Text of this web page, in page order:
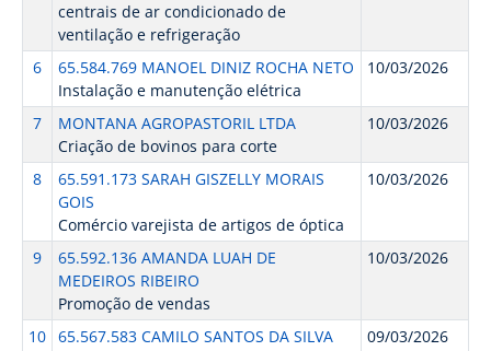
centrais de ar condicionado de
ventilação e refrigeração
6
65.584.769 MANOEL DINIZ ROCHA NETO
Instalação e manutenção elétrica
10/03/2026
7
MONTANA AGROPASTORIL LTDA
Criação de bovinos para corte
10/03/2026
8
65.591.173 SARAH GISZELLY MORAIS
GOIS
Comércio varejista de artigos de óptica
10/03/2026
9
65.592.136 AMANDA LUAH DE
MEDEIROS RIBEIRO
Promoção de vendas
10/03/2026
10 65.567.583 CAMILO SANTOS DA SILVA
09/03/2026